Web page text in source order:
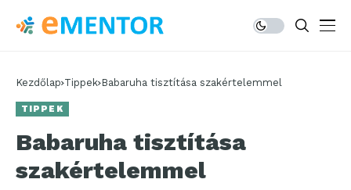
Kezdőlap Tippek Babaruha tisztítása szakértelemmel
TIPPEK
Babaruha tisztítása
szakértelemmel